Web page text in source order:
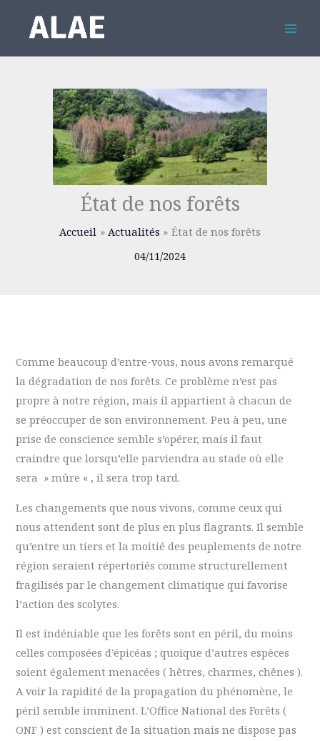
État de nos forêts
Accueil Actualités
État de nos forêts
04/11/2024
Comme beaucoup d’entre-vous, nous avons remarqué
la dégradation de nos forêts. Ce problème n’est pas
propre à notre région, mais il appartient à chacun de
se préoccuper de son environnement. Peu à peu, une
prise de conscience semble s’opérer, mais il faut
craindre que lorsqu’elle parviendra au stade où elle
sera » mûre « , il sera trop tard.
Les changements que nous vivons, comme ceux qui
nous attendent sont de plus en plus flagrants. Il semble
qu’entre un tiers et la moitié des peuplements de notre
région seraient répertoriés comme structurellement
fragilisés par le changement climatique qui favorise
l’action des scolytes.
Il est indéniable que les forêts sont en péril, du moins
celles composées d’épicéas ; quoique d’autres espèces
soient également menacées ( hêtres, charmes, chênes ).
A voir la rapidité de la propagation du phénomène, le
péril semble imminent. L’Office National des Forêts (
ONF ) est conscient de la situation mais ne dispose pas